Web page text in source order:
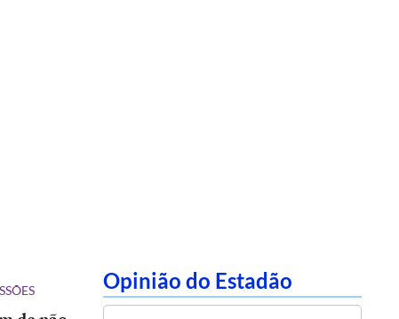
Opinião do Estadão